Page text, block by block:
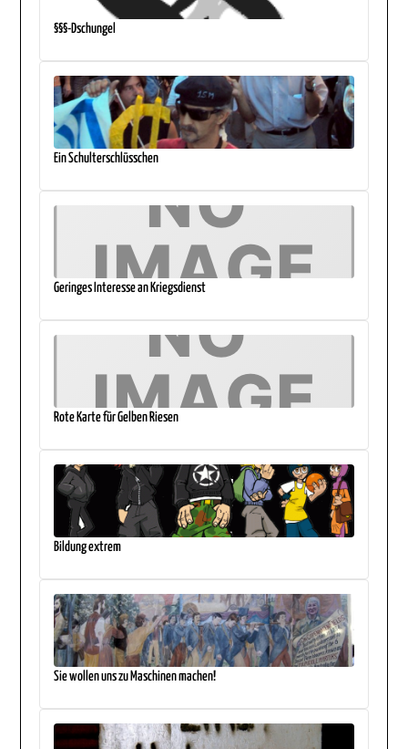
§§§-Dschungel
Ein Schulterschlüsschen
Geringes Interesse an Kriegsdienst
Rote Karte für Gelben Riesen
Bildung extrem
Sie wollen uns zu Maschinen machen!